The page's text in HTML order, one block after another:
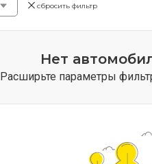
сбросить фильтр
Нет
Расширьте параметры